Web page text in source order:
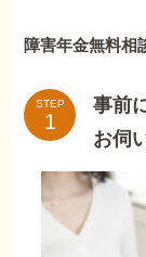
障害年金無料相
STEP
事前
お伺